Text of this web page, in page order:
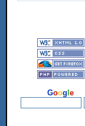
Goog le